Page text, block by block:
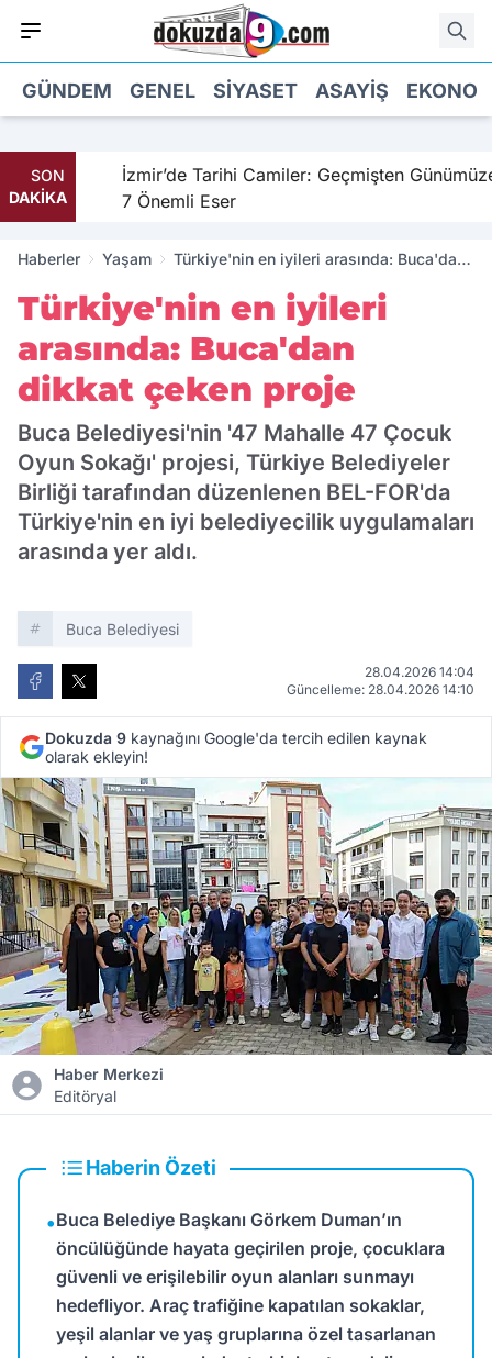
GÜNDEM GENEL SIYASET ASAYIŞ
SON
DAKİKA
İzmir’de Tarihi Camiler: Geçmişten Günümüze
7 Önemli Eser
Haberler Yaşam
Türkiye'nin en iyileri arasında: Buca'dan
Türkiye'nin en iyileri
arasında: Buca'dan
dikkat çeken proje
Buca Belediyesi'nin '47 Mahalle 47 Çocuk
Oyun Sokağı' projesi, Türkiye Belediyeler
Birliği tarafından düzenlenen BEL-FOR'da
Türkiye'nin en iyi belediyecilik uygulamaları
arasında yer aldı.
Buca Belediyesi
28.04.2026 14:04
Güncelleme: 28.04.2026 14:10
Dokuzda 9 kaynağını Google'da tercih edilen kaynak
olarak ekleyin!
Haber Merkezi
Editöryal
Haberin Özeti
•Buca Belediye Başkanı Görkem Duman’ın
öncülüğünde hayata geçirilen proje, çocuklara
güvenli ve erişilebilir oyun alanları sunmayı
hedefliyor. Araç trafiğine kapatılan sokaklar,
yeşil alanlar ve yaş gruplarına özel tasarlanan